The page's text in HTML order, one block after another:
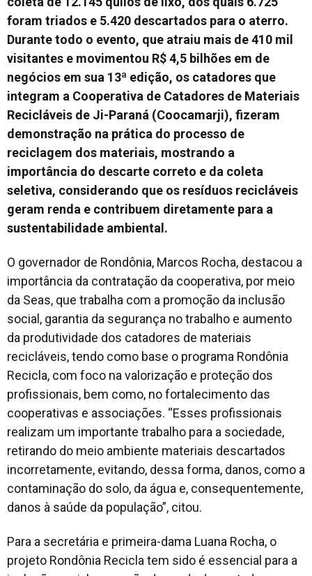
foram triados e 5.420 descartados para o aterro.
Durante todo o evento, que atraiu mais de 410 mil
visitantes e movimentou R$ 4,5 bilhões em de
negócios em sua 13ª edição, os catadores que
integram a Cooperativa de Catadores de Materiais
Recicláveis de Ji-Paraná (Coocamarji), fizeram
demonstração na prática do processo de
reciclagem dos materiais, mostrando a
importância do descarte correto e da coleta
seletiva, considerando que os resíduos recicláveis
geram renda e contribuem diretamente para a
sustentabilidade ambiental.
O governador de Rondônia, Marcos Rocha, destacou a
importância da contratação da cooperativa, por meio
da Seas, que trabalha com a promoção da inclusão
social, garantia da segurança no trabalho e aumento
da produtividade dos catadores de materiais
recicláveis, tendo como base o programa Rondônia
Recicla, com foco na valorização e proteção dos
profissionais, bem como, no fortalecimento das
cooperativas e associações. “Esses profissionais
realizam um importante trabalho para a sociedade,
retirando do meio ambiente materiais descartados
incorretamente, evitando, dessa forma, danos, como a
contaminação do solo, da água e, consequentemente,
danos à saúde da população”, citou.
Para a secretária e primeira-dama Luana Rocha, o
projeto Rondônia Recicla tem sido é essencial para a